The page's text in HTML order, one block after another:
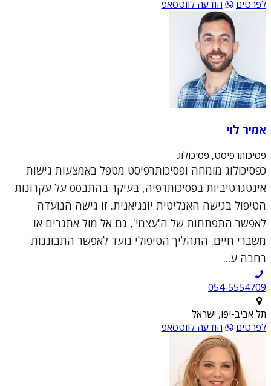
לפרטים הודעה לווטסאפ
אמיר לוי
פסיכותרפיסט, פסיכולוג
כפסיכולוג מומחה ופסיכותרפיסט מטפל באמצעות גישות
אינטגרטיביות בפסיכותרפיה, בעיקר בהתבסס על עקרונות
הטיפול בגישה האנליטית יונגיאנית. זו גישה הנועדה
לאפשר התפתחות של ה'עצמי', גם אל מול אתגרים או
משברי חיים. התהליך הטיפולי נועד לאפשר התבוננות
רחבה ע...
054-5554709
תל אביב-יפו, ישראל
לפרטים
הודעה לווטסאפ